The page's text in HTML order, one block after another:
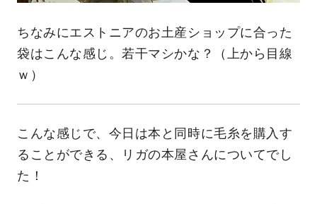
ちなみにエストニアのお土産ショップに合った
袋はこんな感じ。若干マシかな？（上から目線
ｗ）
こんな感じで、今日は本と同時に毛糸を購入す
ることができる、リガの本屋さんについてでし
た！